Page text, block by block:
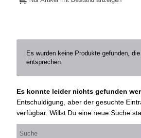
Es wurden keine Produkte gefunden, die
entsprechen.
Es konnte leider nichts gefunden
Entschuldigung, aber der gesuchte
verfügbar. Willst Du eine neue Suche